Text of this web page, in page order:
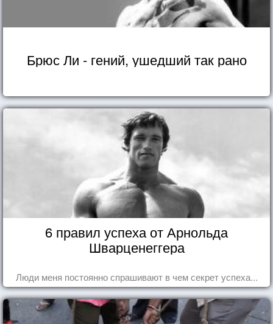
Брюс Ли - гений, ушедший так рано
6 правил успеха от Арнольда
Шварценеггера
Люди меня постоянно спрашивают в чем секрет успеха...